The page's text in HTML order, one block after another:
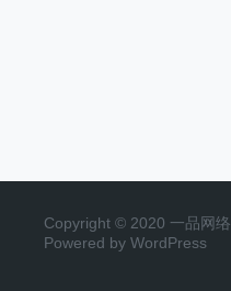
Copyright © 2020 一品网络
Powered by WordPress